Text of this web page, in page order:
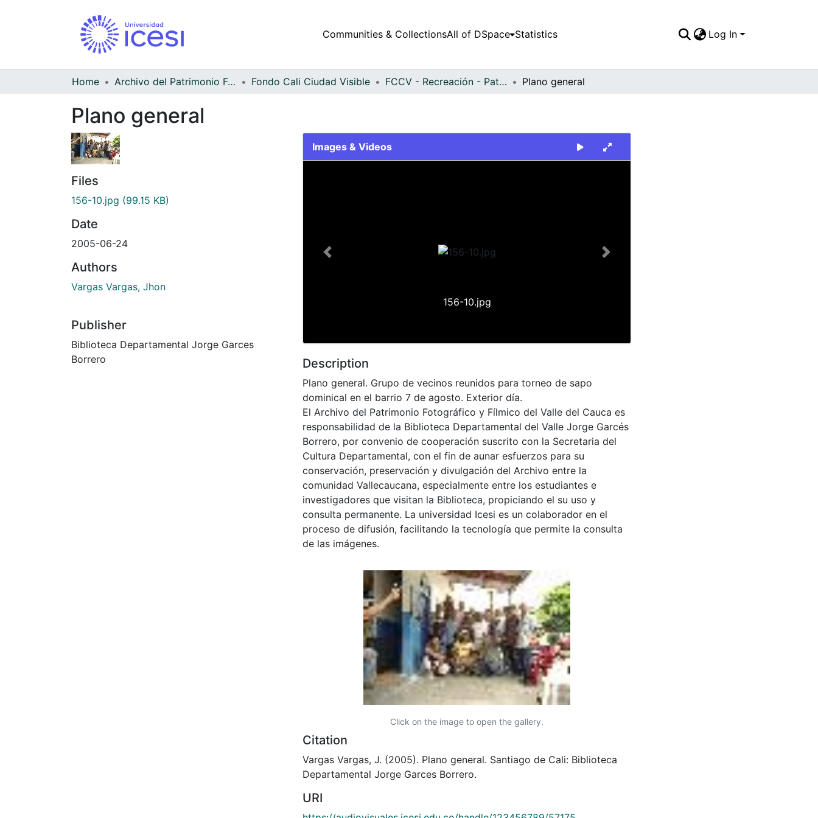
Communities & CollectionsAll of DSpace Statistics Log In
Home Archivo del Patrimonio Fotográfico y Fílmico del Valle del Cauca Fondo Cali Ciudad Visible FCCV - Recreación - Patrimonial Plano general
Plano general
Files
156-10.jpg (99.15 KB)
Date
2005-06-24
Authors
Vargas Vargas, Jhon
Publisher
Biblioteca Departamental Jorge Garces
Borrero
Images & Videos
156-10.jpg
Previous Next
Description
Plano general. Grupo de vecinos reunidos para torneo de sapo
dominical en el barrio 7 de agosto. Exterior día.
El Archivo del Patrimonio Fotográfico y Fílmico del Valle del Cauca es
responsabilidad de la Biblioteca Departamental del Valle Jorge Garcés
Borrero, por convenio de cooperación suscrito con la Secretaria del
Cultura Departamental, con el fin de aunar esfuerzos para su
conservación, preservación y divulgación del Archivo entre la
comunidad Vallecaucana, especialmente entre los estudiantes e
investigadores que visitan la Biblioteca, propiciando el su uso y
consulta permanente. La universidad Icesi es un colaborador en el
proceso de difusión, facilitando la tecnología que permite la consulta
de las imágenes.
Click on the image to open the gallery.
Citation
Vargas Vargas, J. (2005). Plano general. Santiago de Cali: Biblioteca
Departamental Jorge Garces Borrero.
URI